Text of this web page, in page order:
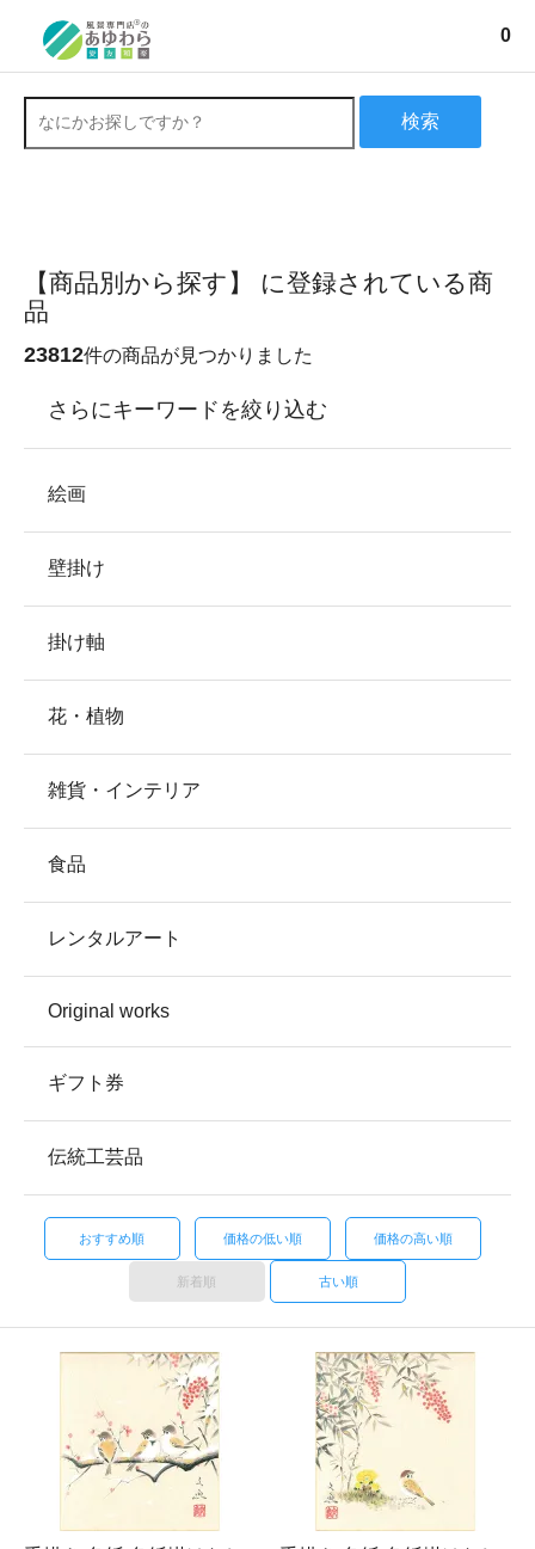
0
検索
【商品別から探す】 に登録されている商
品
23812件の商品が見つかりました
さらにキーワードを絞り込む
絵画
壁掛け
掛け軸
花・植物
雑貨・インテリア
食品
レンタルアート
Original works
ギフト券
伝統工芸品
おすすめ順 価格の低い順 価格の高い順
新着順 古い順